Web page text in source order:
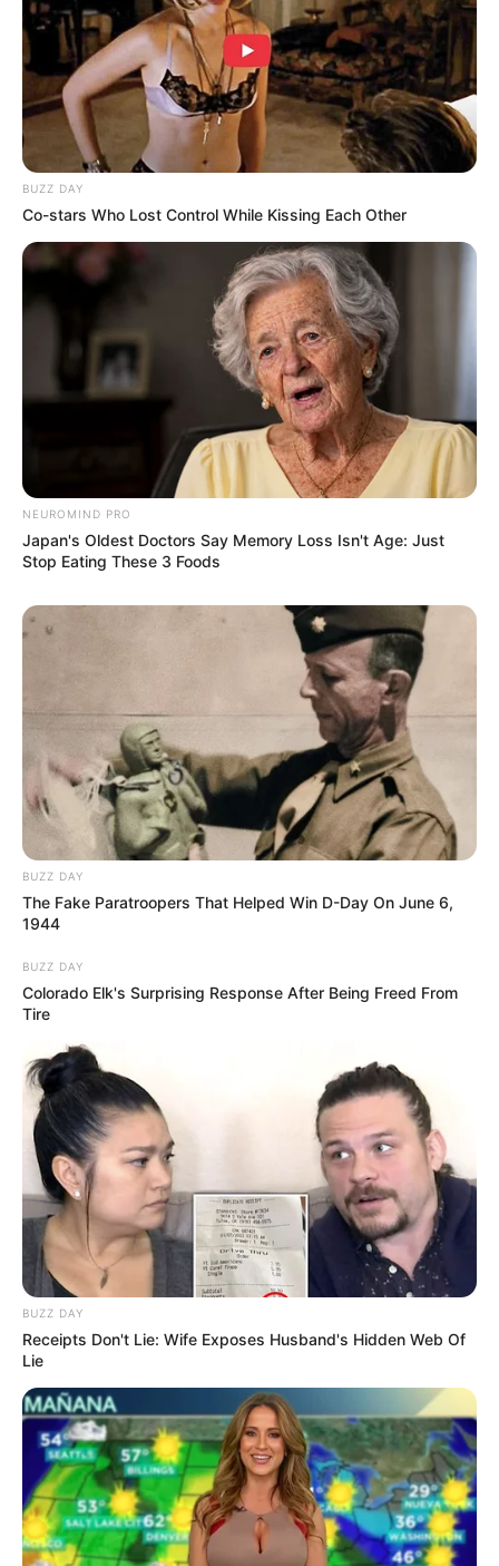
(foto:instagram/teukuryantr)
4. Keren saat tampil dengan jas dilengkapi dasi warna biru
(foto:instagram/teukuryantr)
5. Terlihat bahagia bisa menghabiskan waktu liburan
BUZZ DAY
Co-stars Who Lost Control While Kissing Each Other
NEUROMIND PRO
Japan's Oldest Doctors Say Memory Loss Isn't Age: Just
Stop Eating These 3 Foods
BUZZ DAY
The Fake Paratroopers That Helped Win D-Day On June 6,
1944
BUZZ DAY
Colorado Elk's Surprising Response After Being Freed From
Tire
BUZZ DAY
Receipts Don't Lie: Wife Exposes Husband's Hidden Web Of
Lie